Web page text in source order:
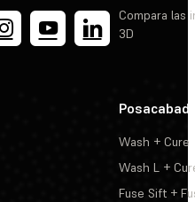
Compara las
3D
Wash + Cure
Wash L +
Fuse Sift +